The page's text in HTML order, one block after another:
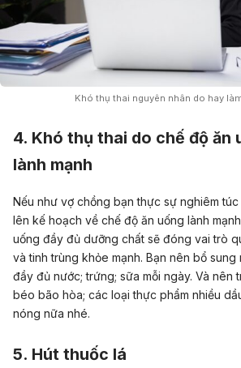
Khó thụ thai nguyên nhân do hay
4. Khó thụ thai do chế độ ăn
lành mạnh
Nếu như vợ chồng bạn thực sự nghiêm túc
lên kế hoạch về chế độ ăn uống lành
uống đầy đủ dưỡng chất sẽ đóng vai trò
và tinh trùng khỏe mạnh. Bạn nên bổ sung
đầy đủ nước; trứng; sữa mỗi ngày. Và nên
béo bão hòa; các loại thực phẩm nhiều
nóng nữa nhé.
5. Hút thuốc lá